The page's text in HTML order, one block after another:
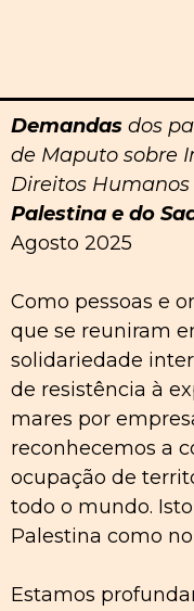
Demandas dos
de Maputo sobre
Direitos Humanos
Palestina e do
Agosto 2025
Como pessoas e
que se reuniram
solidariedade
de resistência à
mares por
reconhecemos a
ocupação de
todo o mundo.
Palestina como
Estamos